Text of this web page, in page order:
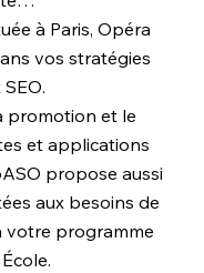
à Paris, Opéra
vos stratégies
promotion et le
et applications
propose aussi
aux besoins de
votre programme